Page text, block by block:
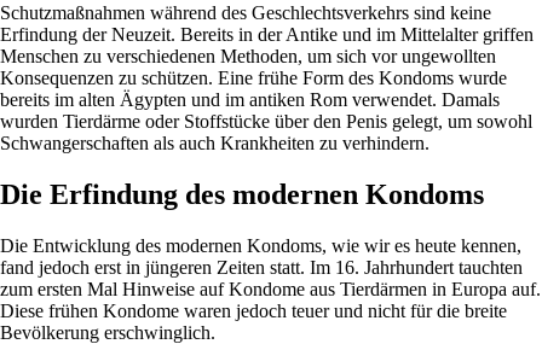
Schutzmaßnahmen während des Geschlechtsverkehrs sind keine
Erfindung der Neuzeit. Bereits in der Antike und im Mittelalter griffen
Menschen zu verschiedenen Methoden, um sich vor ungewollten
Konsequenzen zu schützen. Eine frühe Form des Kondoms wurde
bereits im alten Ägypten und im antiken Rom verwendet. Damals
wurden Tierdärme oder Stoffstücke über den Penis gelegt, um sowohl
Schwangerschaften als auch Krankheiten zu verhindern.
Die Erfindung des modernen Kondoms
Die Entwicklung des modernen Kondoms, wie wir es heute kennen,
fand jedoch erst in jüngeren Zeiten statt. Im 16. Jahrhundert tauchten
zum ersten Mal Hinweise auf Kondome aus Tierdärmen in Europa auf.
Diese frühen Kondome waren jedoch teuer und nicht für die breite
Bevölkerung erschwinglich.